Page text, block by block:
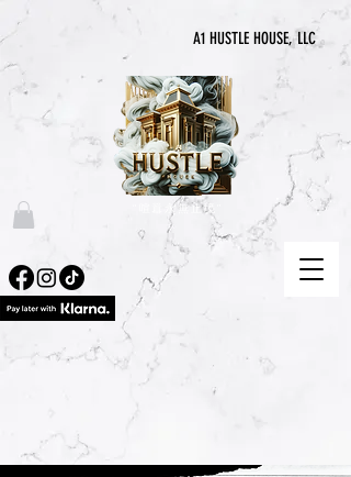
A1 HUSTLE HOUSE, LLC
“喧囂永無止境”